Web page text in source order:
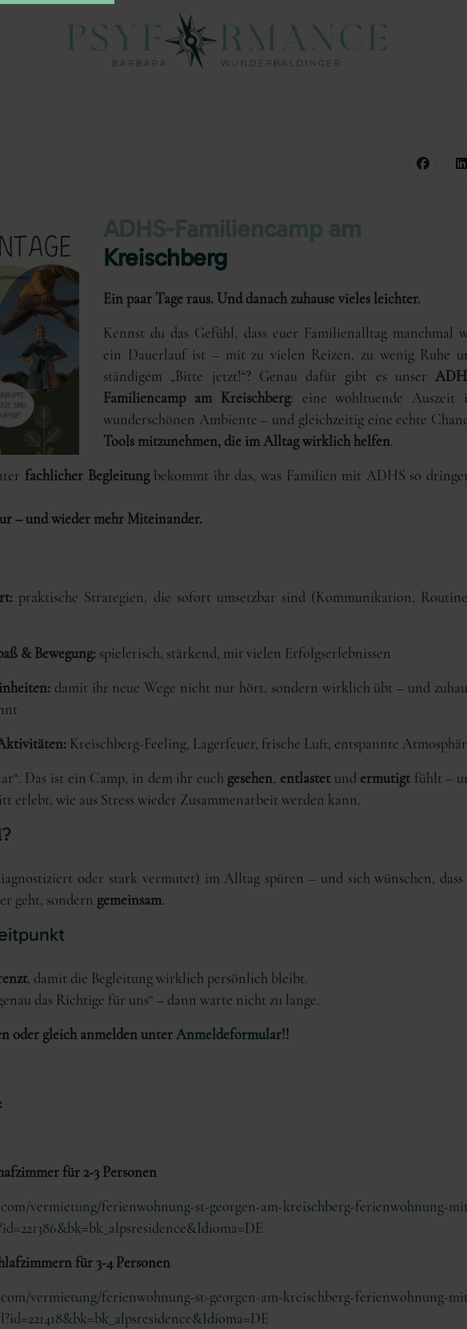
ADHS-Familiencamp am
Kreischberg
Ein paar Tage raus. Und danach zuhause vieles leichter.
Kennst du das Gefühl, dass euer Familienalltag manchmal
ein Dauerlauf ist – mit zu vielen Reizen, zu wenig Ruhe
ständigem „Bitte jetzt!“? Genau dafür gibt es unser
Familiencamp am Kreischberg: eine wohltuende Auszeit
wunderschönen Ambiente – und gleichzeitig eine echte
Tools mitzunehmen, die im Alltag wirklich helfen.
fachlicher Begleitungbekommt ihr das, was Familien mit ADHS so
– und wieder mehr Miteinander.
praktische Strategien, die sofort umsetzbar sind (Kommunikation,
& Bewegung: spielerisch, stärkend, mit vielen Erfolgserlebnissen
damit ihr neue Wege nicht nur hört, sondern wirklich übt – und
Kreischberg-Feeling, Lagerfeuer, frische Luft, entspannte
Das ist ein Camp, in dem ihr euch gesehen, entlastetund ermutigtfühlt –
erlebt, wie aus Stress wieder Zusammenarbeit werden kann.
oder stark vermutet) im Alltag spüren – und sich wünschen, dass
geht, sondern gemeinsam.
, damit die Begleitung wirklich persönlich bleibt.
das Richtige für uns“ – dann warte nicht zu lange.
oder gleich anmelden unterAnmeldeformular!!
für 2-3 Personen
vermietung/ferienwohnung-st-georgen-am-kreischberg-ferienwohnung-
für 3-4 Personen
vermietung/ferienwohnung-st-georgen-am-kreischberg-ferienwohnung-